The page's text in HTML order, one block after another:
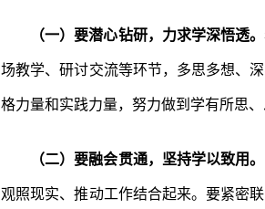
（一）要潜心钻研，力求学深悟透。
场教学、研讨交流等环节，多思多想、
格力量和实践力量，努力做到学有所思、
（二）要融会贯通，坚持学以致用。
观照现实、推动工作结合起来。要紧密